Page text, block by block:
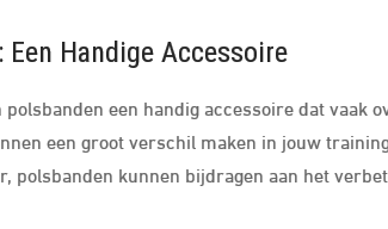
Handige Accessoire
een handig accessoire dat vaak
een groot verschil maken in jouw
polsbanden kunnen bijdragen aan het